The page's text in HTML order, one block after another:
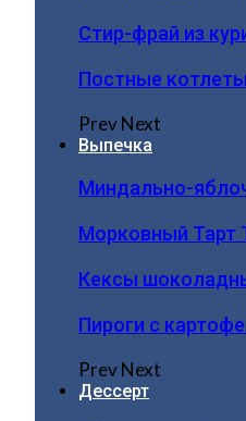
Стир-фрай из
Постные
PrevNext
Выпечка
Миндально-
Морковный Тарт
Кексы
Пироги c
PrevNext
Дессерт